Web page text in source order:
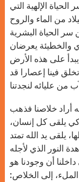
الإلهية التي
من الماء والروح
سر الحياة البشرية
والخطيئة يعرضان
على هذه الأرض
فينا إعصارا قد
أراد خلاصنا فذهب
كي يلقى كل إنسان،
يلقى يد الله تمتد
النور الذي لأجله
أن وجودنا هو
إلى الخلاص: